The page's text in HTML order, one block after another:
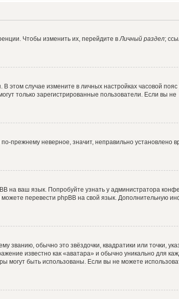
Чтобы изменить их, перейдите вЛичный раздел;
этом случае измените в личных настройках часовой пояс
только зарегистрированные пользователи. Если вы не
прежнему неверное, значит, неправильно установлено
на ваш язык. Попробуйте узнать у администратора
можете перевести phpBB на свой язык. Дополнительную
званию, обычно это звёздочки, квадратики или точки,
известно как «аватара» и обычно уникально для
могут быть использованы. Если вы не можете